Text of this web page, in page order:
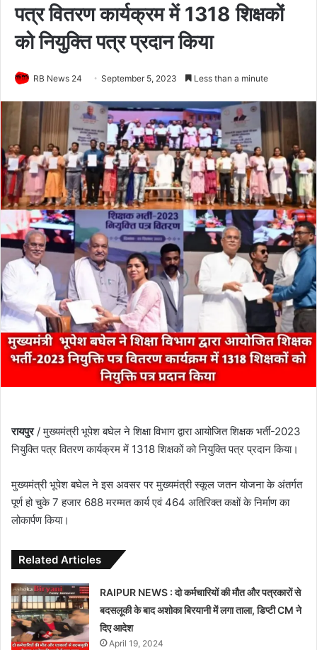
पत्र वितरण कार्यक्रम में 1318 शिक्षकों
को नियुक्ति पत्र प्रदान किया
RB News 24 September 5, 2023 Less than a minute
रायपुर/ मुख्यमंत्री भूपेश बघेल ने शिक्षा विभाग द्वारा आयोजित शिक्षक भर्ती-2023
नियुक्ति पत्र वितरण कार्यक्रम में 1318 शिक्षकों को नियुक्ति पत्र प्रदान किया।
मुख्यमंत्री भूपेश बघेल ने इस अवसर पर मुख्यमंत्री स्कूल जतन योजना के अंतर्गत
पूर्ण हो चुके 7 हजार 688 मरम्मत कार्य एवं 464 अतिरिक्त कक्षों के निर्माण का
लोकार्पण किया।
Related Articles
RAIPUR NEWS : दो कर्मचारियों की मौत और पत्रकारों से
बदसलूकी के बाद अशोका बिरयानी में लगा ताला, डिप्टी CM ने
दिए आदेश
April 19, 2024